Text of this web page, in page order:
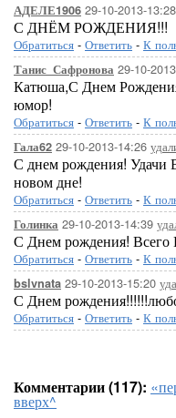
АДЕЛЕ1906 29-10-2013-13:28
С ДНЁМ РОЖДЕНИЯ!!!
Обратиться - Ответить - К
Танис_Сафронова 29-10-
Катюша,С Днем
юмор!
Обратиться - Ответить - К
Гала62 29-10-2013-14:26
С днем рождения! Удачи
новом дне!
Обратиться - Ответить - К
Голинка 29-10-2013-14:39
С Днем рождения! Всего
Обратиться - Ответить - К
bslvnata 29-10-2013-15:20
С Днем
Обратиться - Ответить - К
Комментарии (117):
вверх^